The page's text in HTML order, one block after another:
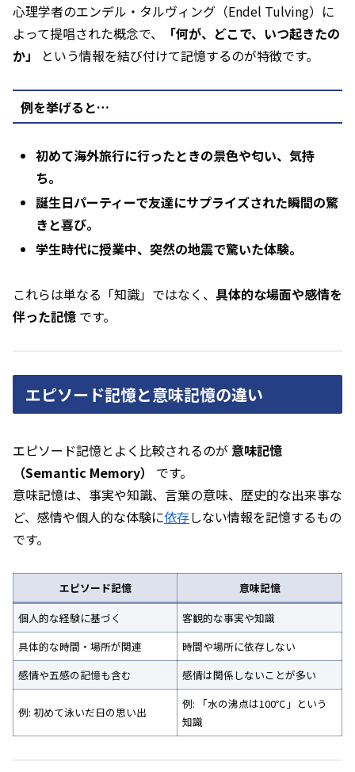
心理学者のエンデル・タルヴィング（Endel Tulving）に
よって提唱された概念で、
「何が、どこで、いつ起きたの
か」
という情報を結び付けて記憶するのが特徴です。
例を挙げると…
初めて海外旅行に行ったときの景色や匂い、気持
ち。
誕生日パーティーで友達にサプライズされた瞬間の驚
きと喜び。
学生時代に授業中、突然の地震で驚いた体験。
これらは単なる「知識」ではなく、 具体的な場面や感情を
伴った記憶 です。
エピソード記憶と意味記憶の違い
エピソード記憶とよく比較されるのが 意味記憶
（Semantic Memory）
です。
意味記憶は、事実や知識、言葉の意味、歴史的な出来事な
ど、感情や個人的な体験に依存しない情報を記憶するもの
です。
エピソード記憶
意味記憶
個人的な経験に基づく
客観的な事実や知識
具体的な時間・場所が関連
時間や場所に依存しない
感情や五感の記憶も含む
感情は関係しないことが多い
例: 初めて泳いだ日の思い出
例: 「水の沸点は100℃」という
知識